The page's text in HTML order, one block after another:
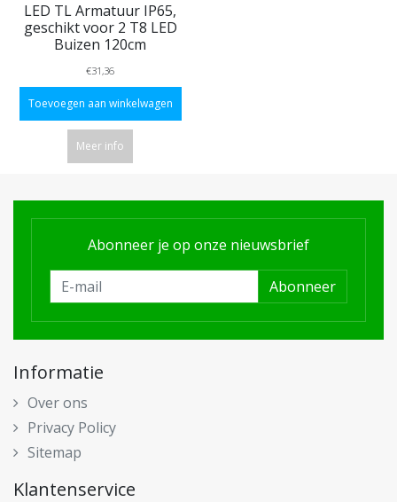
LED TL Armatuur IP65,
geschikt voor 2 T8 LED
Buizen 120cm
€31,36
Toevoegen aan winkelwagen
Meer info
Abonneer je op onze nieuwsbrief
Abonneer
Informatie
Over ons
Privacy Policy
Sitemap
Klantenservice